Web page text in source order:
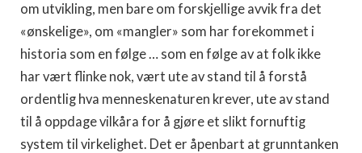
om utvikling, men bare om forskjellige avvik fra det
«ønskelige», om «mangler» som har forekommet i
historia som en følge … som en følge av at folk ikke
har vært flinke nok, vært ute av stand til å forstå
ordentlig hva menneskenaturen krever, ute av stand
til å oppdage vilkåra for å gjøre et slikt fornuftig
system til virkelighet. Det er åpenbart at grunntanken